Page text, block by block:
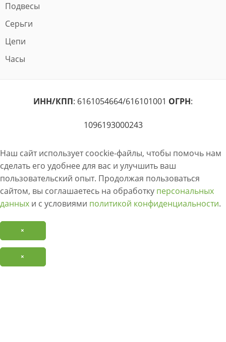
Подвесы
Серьги
Цепи
Часы
ИНН/КПП: 6161054664/616101001 ОГРН:
1096193000243
Наш сайт использует coockie-файлы, чтобы помочь нам
сделать его удобнее для вас и улучшить ваш
пользовательский опыт. Продолжая пользоваться
сайтом, вы соглашаетесь на обработку персональных
данных и с условиями политикой конфиденциальности.
×
×